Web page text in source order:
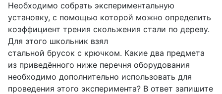
Необходимо собрать экспериментальную
установку, с помощью которой можно определить
коэффициент трения скольжения стали по дереву.
Для этого школьник взял
стальной брусок с крючком. Какие два предмета
из приведённого ниже перечня оборудования
необходимо дополнительно использовать для
проведения этого эксперимента? В ответ запишите